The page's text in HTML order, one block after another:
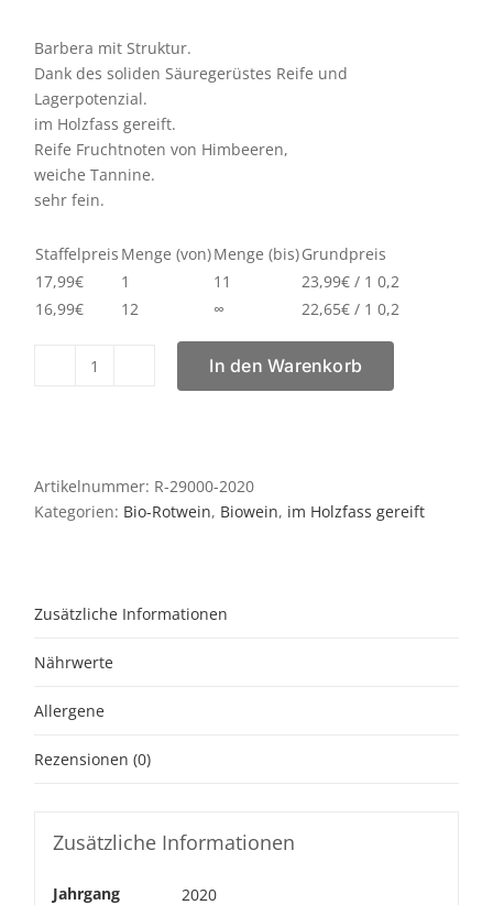
Barbera mit Struktur.
Dank des soliden Säuregerüstes Reife und
Lagerpotenzial.
im Holzfass gereift.
Reife Fruchtnoten von Himbeeren,
weiche Tannine.
sehr fein.
Staffelpreis Menge (von)Menge (bis)Grundpreis
17,99€ 1 11 23,99€ / 1 0,2
16,99€ 12 ∞ 22,65€ / 1 0,2
Barbera
Rosina
In den Warenkorb
Artikelnummer: R-29000-2020
Kategorien: Bio-Rotwein, Biowein, im Holzfass gereift
Zusätzliche Informationen
Nährwerte
Allergene
Rezensionen (0)
Zusätzliche Informationen
Jahrgang
2020